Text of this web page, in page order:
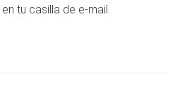
tu casilla de e-mail.